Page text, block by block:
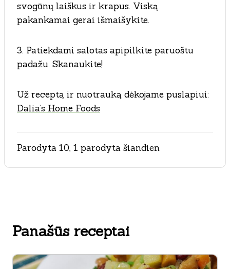
svogūnų laiškus ir krapus. Viską
pakankamai gerai išmaišykite.
3. Patiekdami salotas apipilkite paruoštu
padažu. Skanaukite!
Už receptą ir nuotrauką dėkojame puslapiui:
Dalia’s Home Foods
Parodyta 10, 1 parodyta šiandien
Panašūs receptai